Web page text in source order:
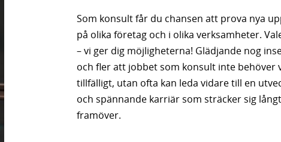
Som konsult får du chansen att prova nya
på olika företag och i olika verksamheter.
– vi ger dig möjligheterna! Glädjande nog
och fler att jobbet som konsult inte behöver
tillfälligt, utan ofta kan leda vidare till en
och spännande karriär som sträcker sig långt
framöver.